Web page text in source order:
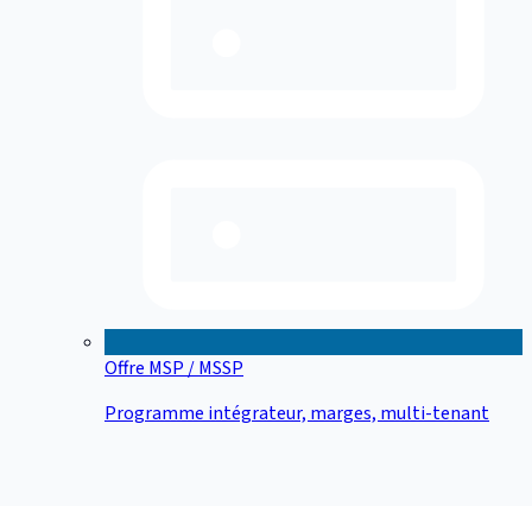
Offre MSP / MSSP
Programme intégrateur, marges, multi-tenant